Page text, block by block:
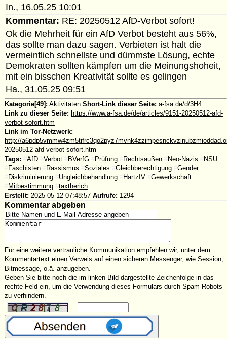
In., 16.05.25 10:01
Kommentar: RE: 20250512 AfD-Verbot sofort!
Ok die Mehrheit für ein AfD Verbot besteht aus 56%,
das sollte man dazu sagen. Verbieten ist halt die
vermeintlich schnellste und dümmste Lösung, echte
Demokraten sollten kämpfen um die Meinungshoheit,
mit ein bisschen Kreativität sollte es gelingen
Ha., 31.05.25 09:51
Kategorie[49]: Aktivitäten Short-Link dieser Seite: a-fsa.de/d/3H4
Link zu dieser Seite: https://www.a-fsa.de/de/articles/9151-20250512-afd-
verbot-sofort.htm
Link im Tor-Netzwerk:
http://
20250512-afd-verbot-sofort.htm
Tags:
AfD Verbot BVerfG Prüfung Rechtsaußen Neo-Nazis
NSU
Faschisten Rassismus Soziales Gleichberechtigung
Gender
Diskriminierung Ungleichbehandlung HartzIV
Gewerkschaft
Mitbestimmung
taxtherich
Erstellt: 2025-05-12 07:48:57 Aufrufe: 1294
Kommentar abgeben
Für eine weitere vertrauliche Kommunikation empfehlen wir, unter dem
Kommentartext einen Verweis auf einen sicheren Messenger, wie Session,
Bitmessage, o.ä. anzugeben.
Geben Sie bitte noch die im linken Bild dargestellte Zeichenfolge in das
rechte Feld ein, um die Verwendung dieses Formulars durch Spam-Robots
zu verhindern.